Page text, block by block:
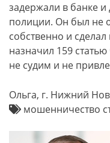
задержали в банке и
полиции. Он был не
собственно и
назначил 159
не судим и не
Ольга, г. Нижний
мошенничество